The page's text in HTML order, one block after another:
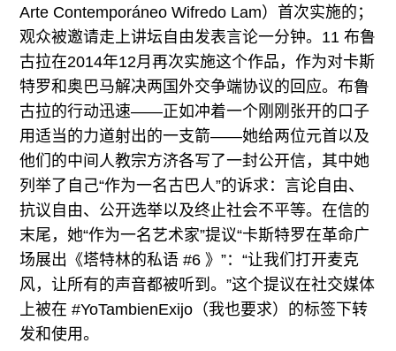
Arte Contemporáneo Wifredo Lam）首次实施的；
观众被邀请走上讲坛自由发表言论一分钟。11 布鲁
古拉在2014年12月再次实施这个作品，作为对卡斯
特罗和奥巴马解决两国外交争端协议的回应。布鲁
古拉的行动迅速——正如冲着一个刚刚张开的口子
用适当的力道射出的一支箭——她给两位元首以及
他们的中间人教宗方济各写了一封公开信，其中她
列举了自己“作为一名古巴人”的诉求：言论自由、
抗议自由、公开选举以及终止社会不平等。在信的
末尾，她“作为一名艺术家”提议“卡斯特罗在革命广
场展出《塔特林的私语 #6 》”：“让我们打开麦克
风，让所有的声音都被听到。”这个提议在社交媒体
上被在 #YoTambienExijo（我也要求）的标签下转
发和使用。